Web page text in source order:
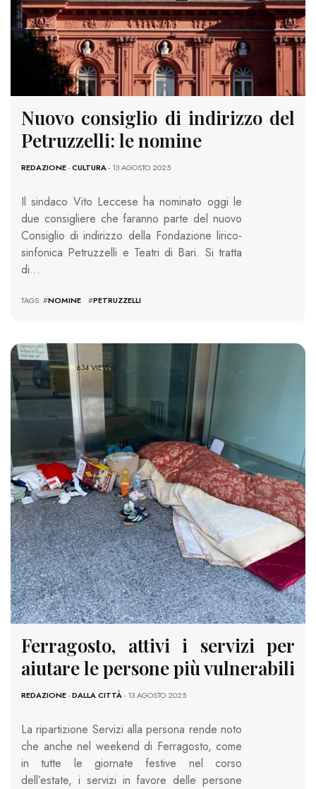
Nuovo consiglio di indirizzo del
Petruzzelli: le nomine
REDAZIONE-CULTURA- 13 AGOSTO 2025
Il sindaco Vito Leccese ha nominato oggi le
due consigliere che faranno parte del nuovo
Consiglio di indirizzo della Fondazione lirico-
sinfonica Petruzzelli e Teatri di Bari. Si tratta
di…
TAGS: #NOMINE #PETRUZZELLI
634 VIEWS
Ferragosto, attivi i servizi per
aiutare le persone più vulnerabili
REDAZIONE-DALLA CITTÀ- 13 AGOSTO 2025
La ripartizione Servizi alla persona rende noto
che anche nel weekend di Ferragosto, come
in tutte le giornate festive nel corso
dell’estate, i servizi in favore delle persone